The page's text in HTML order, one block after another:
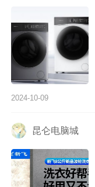
2024-10-09
昆仑电脑城